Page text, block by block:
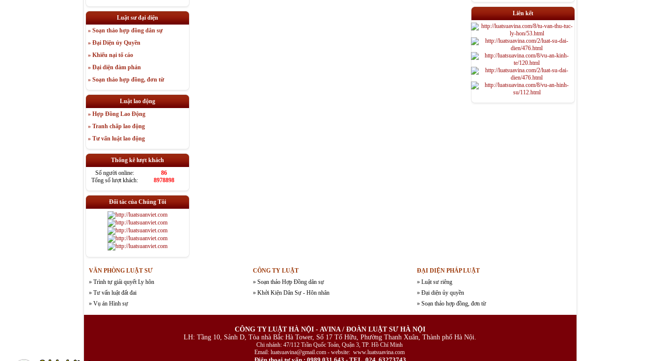
Luật sư đại diện
» Soạn thảo hợp đồng dân sự
» Đại Diện ủy Quyền
» Khiếu nại tố cáo
» Đại diện đàm phán
» Soạn thảo hợp đồng, đơn từ
Luật lao động
» Hợp Đồng Lao Động
» Tranh chấp lao động
» Tư vấn luật lao động
Thống kê lượt khách
Số người online:
86
Tổng số lượt khách:
8978898
Đối tác của Chúng Tôi
Liên kết
VĂN PHÒNG LUẬT SƯ
» Trình tự giải quyết Ly hôn
» Tư vấn luật đất đai
» Vụ án Hình sự
CÔNG TY LUẬT
» Soạn thảo Hợp Đồng dân sự
» Khởi Kiện Dân Sự - Hôn nhân
ĐẠI DIỆN PHÁP LUẬT
» Luật sư riêng
» Đại diện ủy quyền
» Soạn thảo hợp đồng, đơn từ
CÔNG TY LUẬT HÀ NỘI - AVINA / ĐOÀN LUẬT SƯ HÀ NỘI
LH: Tầng 10, Sảnh D, Tòa nhà Bắc Hà Tower, Số 17 Tố Hữu, Phường Thanh Xuân, Thành phố Hà Nội.
Chi nhánh: 47/112 Trần Quốc Toản, Quận 3, TP. Hồ Chí Minh
Email: luatsuavina@gmail.com - website: www.luatsuavina.com